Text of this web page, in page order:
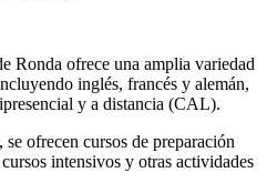
Ronda ofrece una amplia variedad
inglés, francés y alemán,
y a distancia (CAL).
ofrecen cursos de preparación
intensivos y otras actividades